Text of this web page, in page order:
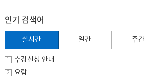
인기 검색어
실시간 일간 주간
1 수강신청 안내
2 요람